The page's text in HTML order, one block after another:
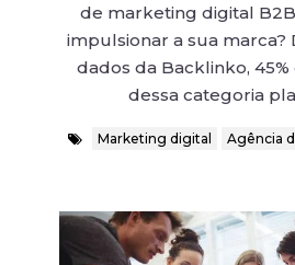
de marketing digital
impulsionar a sua marca?
dados da Backlinko,
dessa categoria
Marketing digital Agência